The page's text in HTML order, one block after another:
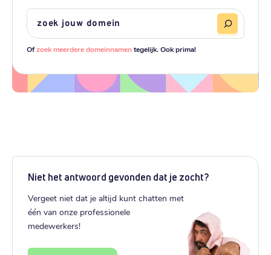
Ofzoek meerdere domeinnamentegelijk. Ook prima!
Niet het antwoord gevonden dat je zocht?
Vergeet niet dat je altijd kunt chatten met
één van onze professionele
medewerkers!